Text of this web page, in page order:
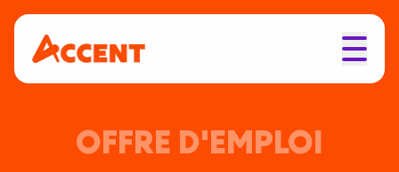
OFFRE D'EMPLOI